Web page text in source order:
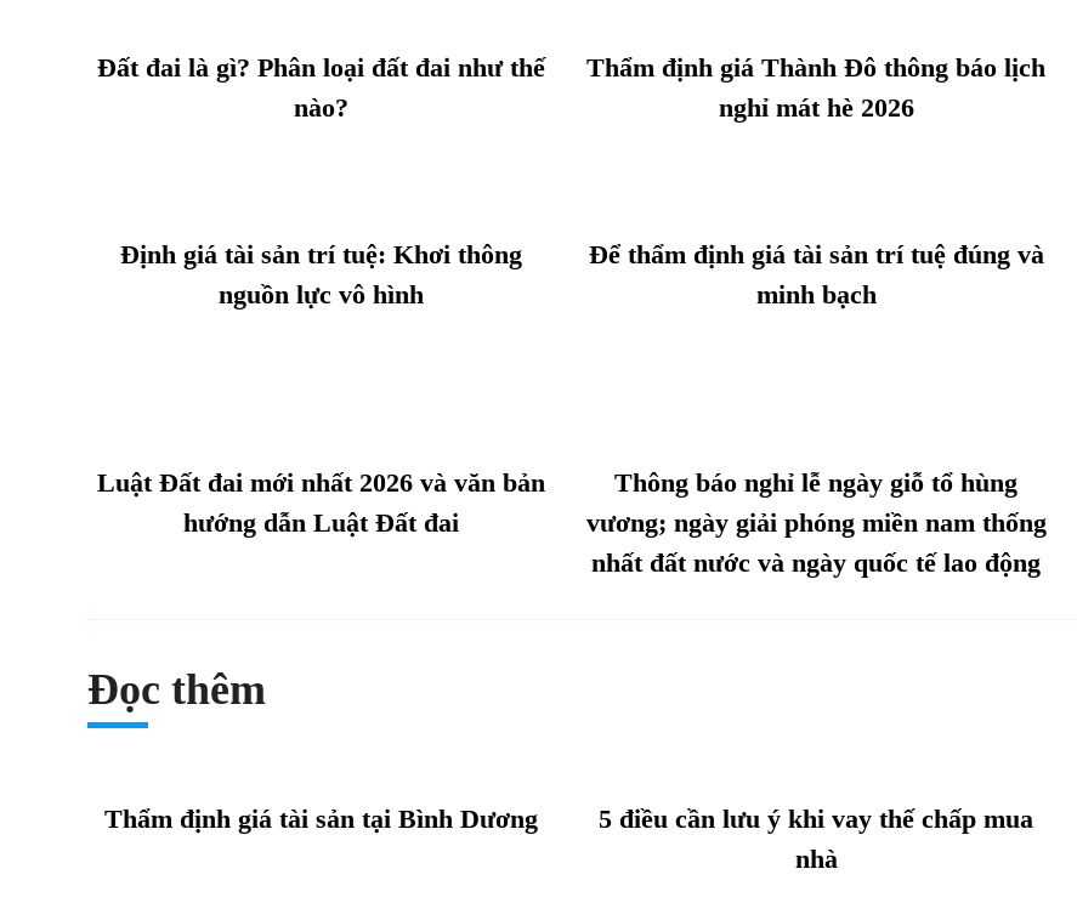
Đất đai là gì? Phân loại đất đai như thế
nào?
Thẩm định giá Thành Đô thông báo lịch
nghỉ mát hè 2026
Định giá tài sản trí tuệ: Khơi thông
nguồn lực vô hình
Để thẩm định giá tài sản trí tuệ đúng và
minh bạch
Luật Đất đai mới nhất 2026 và văn bản
hướng dẫn Luật Đất đai
Thông báo nghỉ lễ ngày giỗ tổ hùng
vương; ngày giải phóng miền nam thống
nhất đất nước và ngày quốc tế lao động
Đọc thêm
Thẩm định giá tài sản tại Bình Dương
5 điều cần lưu ý khi vay thế chấp mua
nhà